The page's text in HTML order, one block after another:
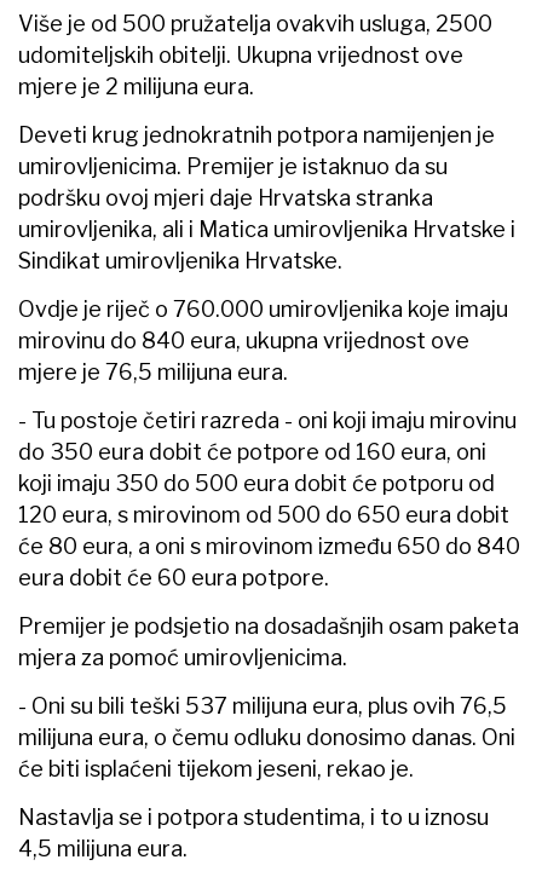
Više je od 500 pružatelja ovakvih usluga, 2500
udomiteljskih obitelji. Ukupna vrijednost ove
mjere je 2 milijuna eura.
Deveti krug jednokratnih potpora namijenjen je
umirovljenicima. Premijer je istaknuo da su
podršku ovoj mjeri daje Hrvatska stranka
umirovljenika, ali i Matica umirovljenika Hrvatske i
Sindikat umirovljenika Hrvatske.
Ovdje je riječ o 760.000 umirovljenika koje imaju
mirovinu do 840 eura, ukupna vrijednost ove
mjere je 76,5 milijuna eura.
- Tu postoje četiri razreda - oni koji imaju mirovinu
do 350 eura dobit će potpore od 160 eura, oni
koji imaju 350 do 500 eura dobit će potporu od
120 eura, s mirovinom od 500 do 650 eura dobit
će 80 eura, a oni s mirovinom između 650 do 840
eura dobit će 60 eura potpore.
Premijer je podsjetio na dosadašnjih osam paketa
mjera za pomoć umirovljenicima.
- Oni su bili teški 537 milijuna eura, plus ovih 76,5
milijuna eura, o čemu odluku donosimo danas. Oni
će biti isplaćeni tijekom jeseni, rekao je.
Nastavlja se i potpora studentima, i to u iznosu
4,5 milijuna eura.